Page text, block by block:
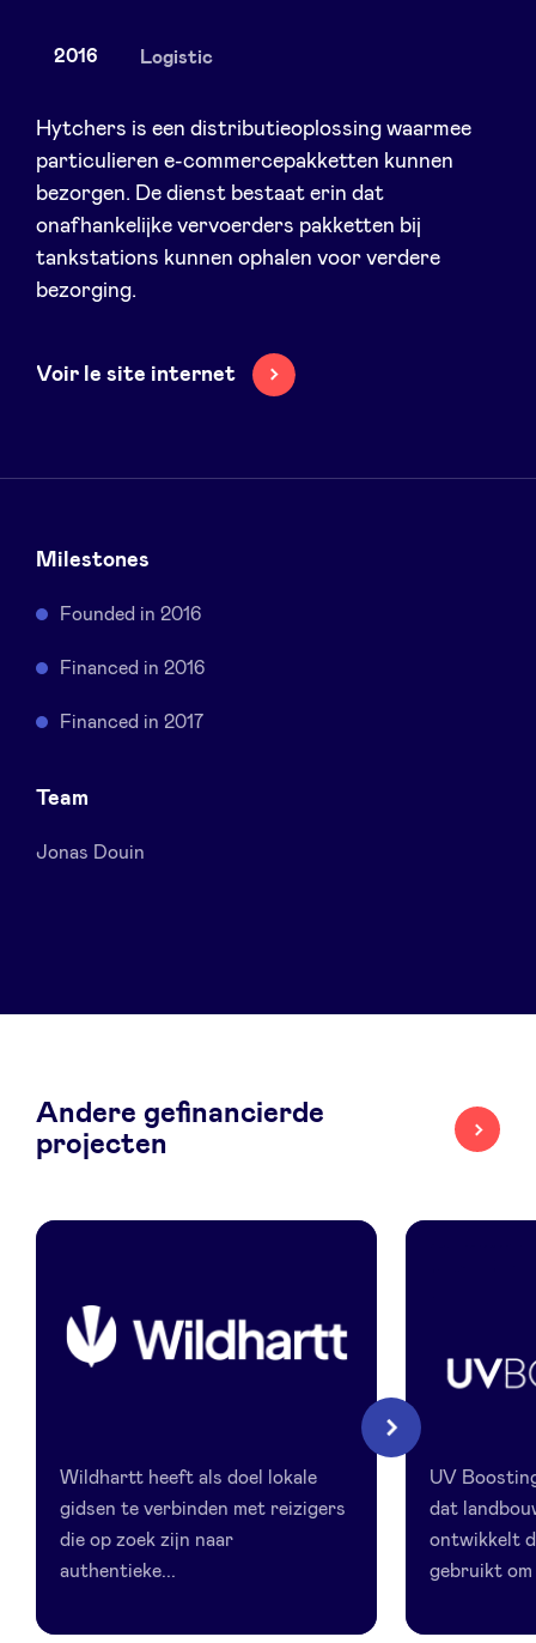
Nieuws
Voordelen
BeAngels Academy
Sponsors
Toegang 'dealflow' investeerder
LinkedIn
2016 Logistic
Hytchers is een distributieoplossing waarmee
particulieren e-commercepakketten kunnen
bezorgen. De dienst bestaat erin dat
onafhankelijke vervoerders pakketten bij
tankstations kunnen ophalen voor verdere
bezorging.
Voir le site internet
Milestones
Founded in 2016
Financed in 2016
Financed in 2017
Team
Jonas Douin
Andere gefinancierde
projecten
Wildhartt heeft als doel lokale
gidsen te verbinden met reizigers
die op zoek zijn naar
authentieke...
UV
dat
ontwikkelt
gebruikt om
Volgende